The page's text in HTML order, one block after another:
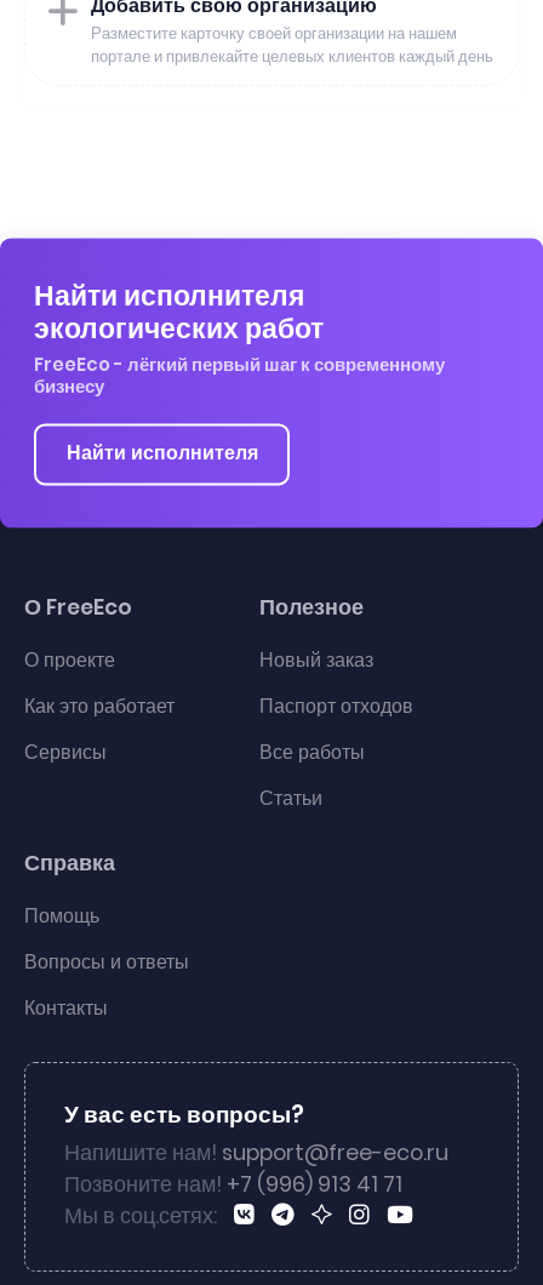
Добавить свою организацию
Разместите карточку своей организации на нашем
портале и привлекайте целевых клиентов каждый день
Найти исполнителя
экологических работ
FreeEco - лёгкий первый шаг к современному
бизнесу
Найти исполнителя
О FreeEco
О проекте
Как это работает
Сервисы
Полезное
Новый заказ
Паспорт отходов
Все работы
Статьи
Справка
Помощь
Вопросы и ответы
Контакты
У вас есть вопросы?
Напишите нам! support@free-eco.ru
Позвоните нам! +7 (996) 913 41 71
Мы в соц.сетях: